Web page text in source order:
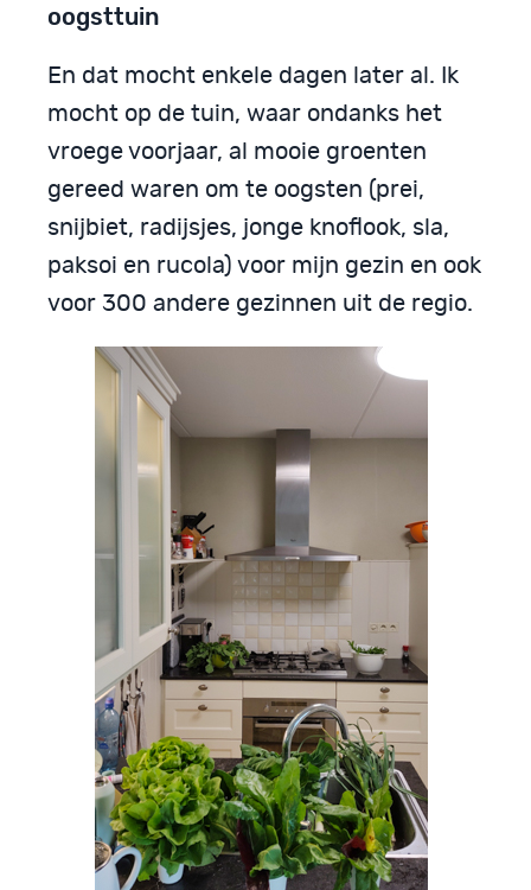
oogsttuin
En dat mocht enkele dagen later al. Ik
mocht op de tuin, waar ondanks het
vroege voorjaar, al mooie groenten
gereed waren om te oogsten (prei,
snijbiet, radijsjes, jonge knoflook, sla,
paksoi en rucola) voor mijn gezin en ook
voor 300 andere gezinnen uit de regio.